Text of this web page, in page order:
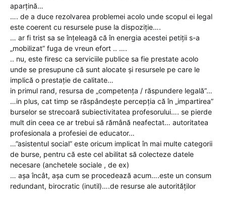
aparțină…
…. de a duce rezolvarea problemei acolo unde scopul ei legal
este coerent cu resursele puse la dispoziție….
… ar fi trist sa se înțeleagă că în energia acestei petiții s-a
„mobilizat” fuga de vreun efort .. ….
.. nu, este firesc ca serviciile publice sa fie prestate acolo
unde se presupune că sunt alocate și resursele pe care le
implică o prestație de calitate…
in primul rand, resursa de „competența / răspundere legală”…
…in plus, cat timp se răspândește percepția că în „impartirea”
burselor se strecoară subiectivitatea profesorului…. se pierde
mult din ceea ce ar trebui să rămână neafectat… autoritatea
profesionala a profesiei de educator…
…”asistentul social” este oricum implicat în mai multe categorii
de burse, pentru că este cel abilitat să colecteze datele
necesare (anchetele sociale , de ex)
… așa încât, așa cum se procedează acum….este un consum
redundant, birocratic (inutil)….de resurse ale autorităților